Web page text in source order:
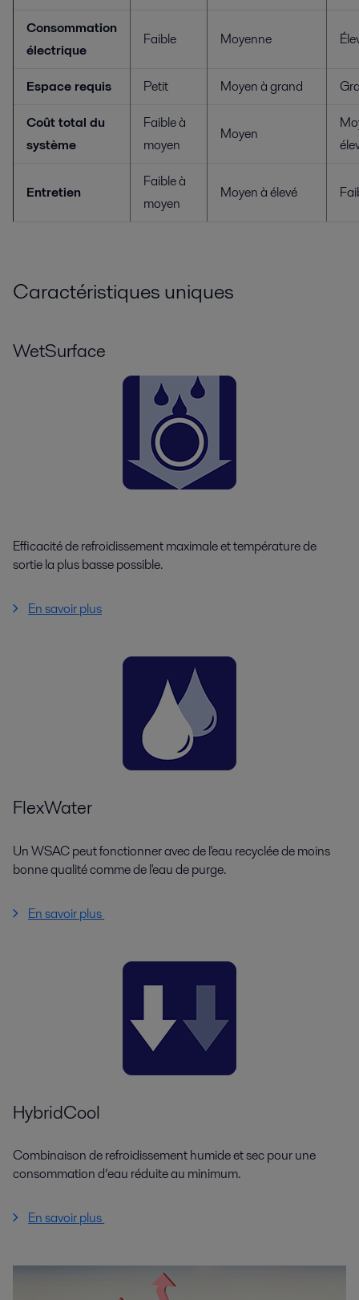
Consommation
électrique
Faible Moyenne
Espace requis Petit Moyen à grand
Coût total du
système
Faible à
moyen
Moyen
Entretien
Faible à
moyen
Moyen à élevé
Caractéristiques uniques
WetSurface
Efficacité de refroidissement maximale et température de
sortie la plus basse possible.
En savoir plus
FlexWater
Un WSAC peut fonctionner avec de l'eau recyclée de moins
bonne qualité comme de l'eau de purge.
En savoir plus
HybridCool
Combinaison de refroidissement humide et sec pour une
consommation d’eau réduite au minimum.
En savoir plus